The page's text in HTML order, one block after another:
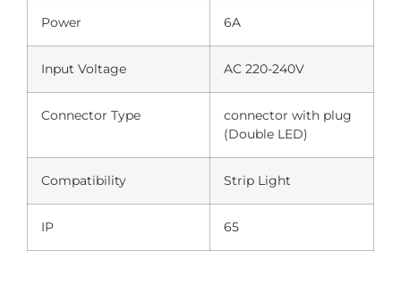
Power 6A
Input Voltage AC 220-240V
Connector Type
connector with plug
(Double LED)
Compatibility Strip Light
IP 65